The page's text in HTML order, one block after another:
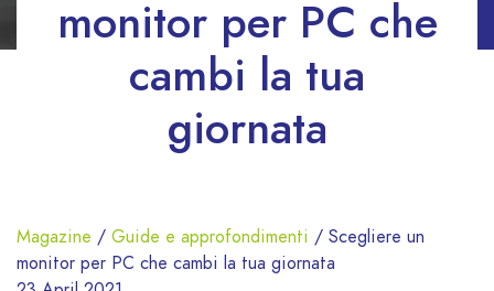
Magazine / Guide e approfondimenti / Scegliere un
monitor per PC che cambi la tua giornata
monitor per PC che
cambi la tua
giornata